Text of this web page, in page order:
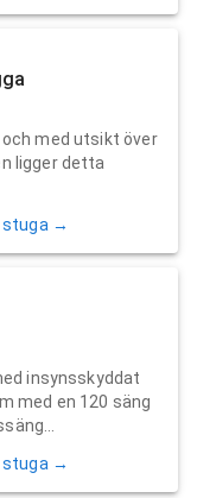
med utsikt över
ligger detta
stuga →
insynsskyddat
med en 120 säng
stuga →